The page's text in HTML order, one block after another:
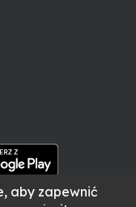
aby zapewnić